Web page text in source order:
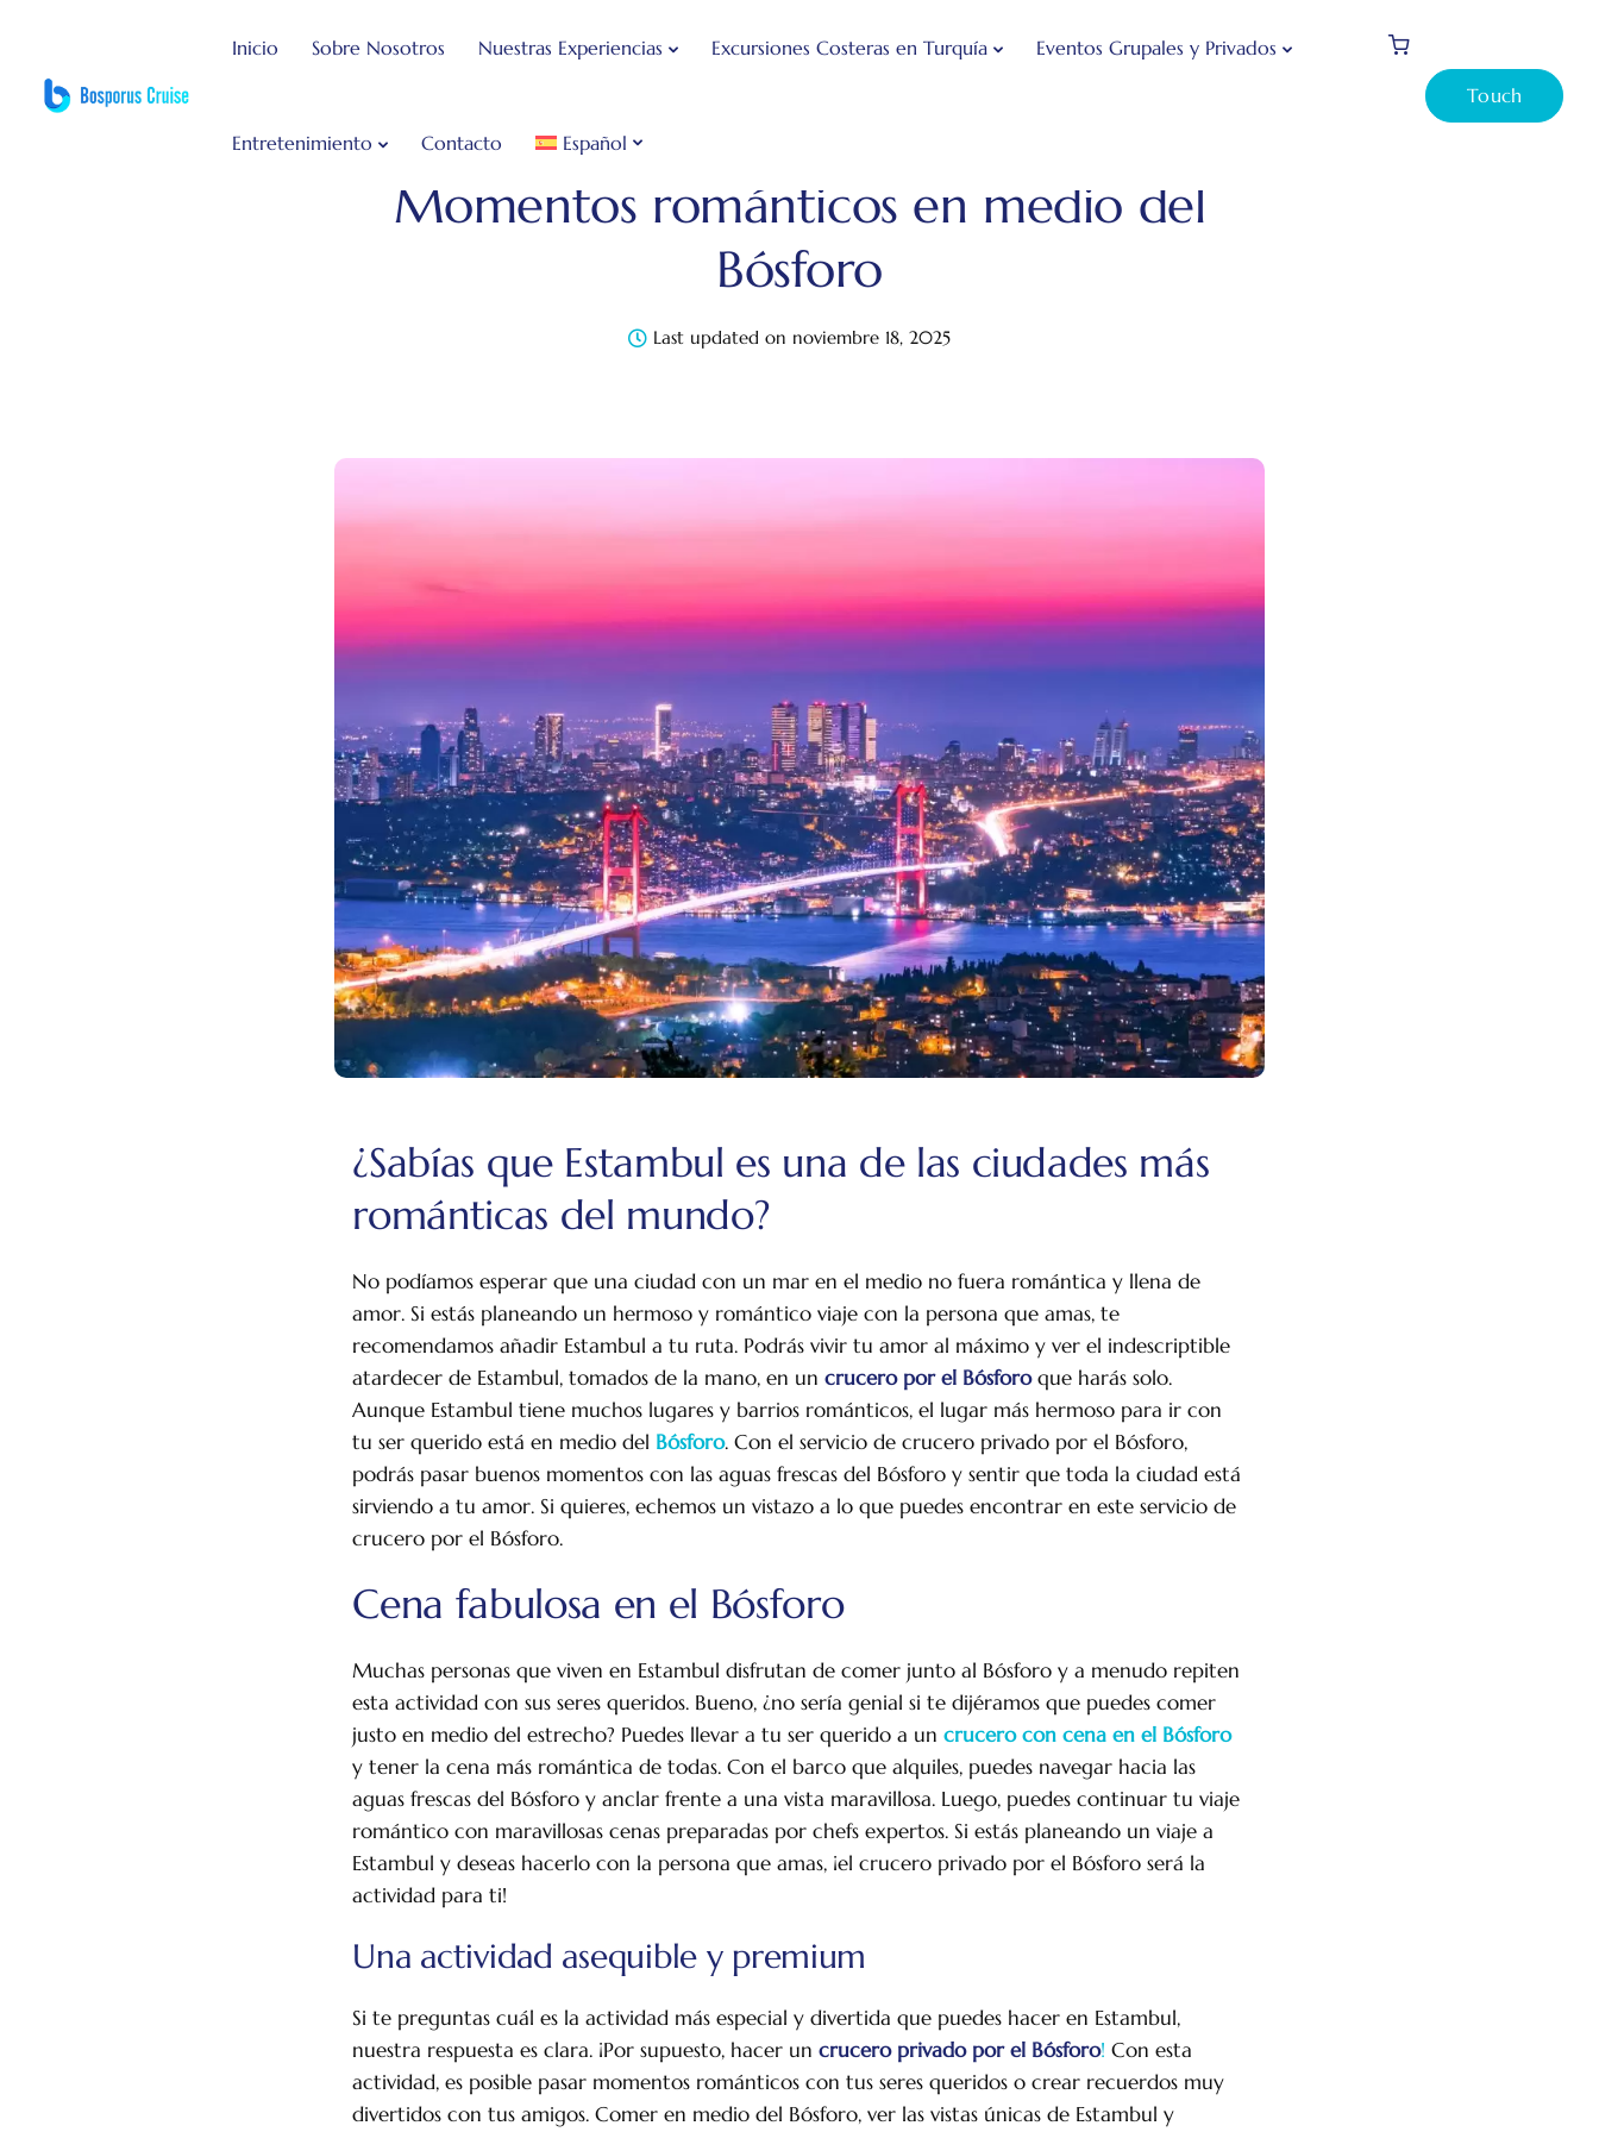
Inicio Sobre Nosotros Nuestras Experiencias Excursiones Costeras en Turquía Eventos Grupales y Privados
Entretenimiento Contacto Español
Touch
Bosphorus Dinner Cruise Blog de Viajes de Estambul
Momentos románticos en medio del
Bósforo
Last updated on noviembre 18, 2025
¿Sabías que Estambul es una de las ciudades más
románticas del mundo?
No podíamos esperar que una ciudad con un mar en el medio no fuera romántica y llena de
amor. Si estás planeando un hermoso y romántico viaje con la persona que amas, te
recomendamos añadir Estambul a tu ruta. Podrás vivir tu amor al máximo y ver el indescriptible
atardecer de Estambul, tomados de la mano, en uncrucero por el Bósforoque harás solo.
Aunque Estambul tiene muchos lugares y barrios románticos, el lugar más hermoso para ir con
tu ser querido está en medio del Bósforo. Con el servicio de crucero privado por el Bósforo,
podrás pasar buenos momentos con las aguas frescas del Bósforo y sentir que toda la ciudad está
sirviendo a tu amor. Si quieres, echemos un vistazo a lo que puedes encontrar en este servicio de
crucero por el Bósforo.
Cena fabulosa en el Bósforo
Muchas personas que viven en Estambul disfrutan de comer junto al Bósforo y a menudo repiten
esta actividad con sus seres queridos. Bueno, ¿no sería genial si te dijéramos que puedes comer
justo en medio del estrecho? Puedes llevar a tu ser querido a uncrucero con cena en el Bósforo
y tener la cena más romántica de todas. Con el barco que alquiles, puedes navegar hacia las
aguas frescas del Bósforo y anclar frente a una vista maravillosa. Luego, puedes continuar tu viaje
romántico con maravillosas cenas preparadas por chefs expertos. Si estás planeando un viaje a
Estambul y deseas hacerlo con la persona que amas, ¡el crucero privado por el Bósforo será la
actividad para ti!
Una actividad asequible y premium
Si te preguntas cuál es la actividad más especial y divertida que puedes hacer en Estambul,
nuestra respuesta es clara. ¡Por supuesto, hacer uncrucero privado por el Bósforo! Con esta
actividad, es posible pasar momentos románticos con tus seres queridos o crear recuerdos muy
divertidos con tus amigos. Comer en medio del Bósforo, ver las vistas únicas de Estambul y